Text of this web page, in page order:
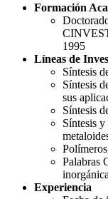
Formación
1995
Líneas de
Síntesis
Síntesis
sus
Síntesis
Síntesis
Palabras
Experiencia